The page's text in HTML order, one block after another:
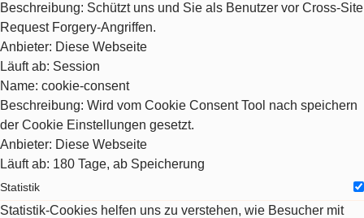
Beschreibung: Schützt uns und Sie als Benutzer vor Cross-Site
Request Forgery-Angriffen.
Anbieter: Diese Webseite
Läuft ab: Session
Name: cookie-consent
Beschreibung: Wird vom Cookie Consent Tool nach speichern
der Cookie Einstellungen gesetzt.
Anbieter: Diese Webseite
Läuft ab: 180 Tage, ab Speicherung
Statistik
Statistik-Cookies helfen uns zu verstehen, wie Besucher mit